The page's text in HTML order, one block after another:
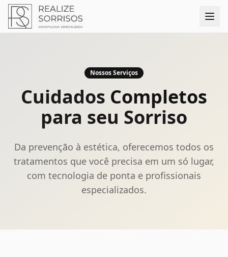
Nossos Serviços
Cuidados Completos
para seu Sorriso
Da prevenção à estética, oferecemos todos os
tratamentos que você precisa em um só lugar,
com tecnologia de ponta e profissionais
especializados.